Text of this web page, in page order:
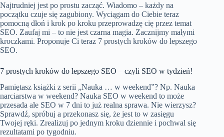
Najtrudniej jest po prostu zacząć. Wiadomo – każdy na
początku czuje się zagubiony. Wyciągam do Ciebie teraz
pomocną dłoń i krok po kroku przeprowadzę cię przez temat
SEO. Zaufaj mi – to nie jest czarna magia. Zacznijmy małymi
kroczkami. Proponuje Ci teraz 7 prostych kroków do lepszego
SEO.
7 prostych kroków do lepszego SEO – czyli SEO w tydzień!
Pamiętasz książki z serii „Nauka … w weekend”? Np. Nauka
narciarstwa w weekend? Nauka SEO w weekend to może
przesada ale SEO w 7 dni to już realna sprawa. Nie wierzysz?
Sprawdź, spróbuj a przekonasz się, że jest to w zasięgu
Twojej ręki. Zrealizuj po jednym kroku dziennie i pochwal się
rezultatami po tygodniu.